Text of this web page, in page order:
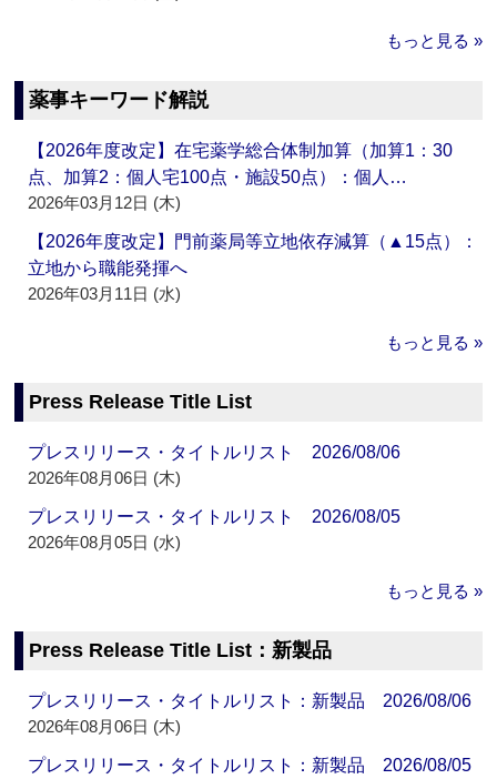
もっと見る »
薬事キーワード解説
【2026年度改定】在宅薬学総合体制加算（加算1：30
点、加算2：個人宅100点・施設50点）：個人…
2026年03月12日 (木)
【2026年度改定】門前薬局等立地依存減算（▲15点）：
立地から職能発揮へ
2026年03月11日 (水)
もっと見る »
Press Release Title List
プレスリリース・タイトルリスト 2026/08/06
2026年08月06日 (木)
プレスリリース・タイトルリスト 2026/08/05
2026年08月05日 (水)
もっと見る »
Press Release Title List：新製品
プレスリリース・タイトルリスト：新製品 2026/08/06
2026年08月06日 (木)
プレスリリース・タイトルリスト：新製品 2026/08/05